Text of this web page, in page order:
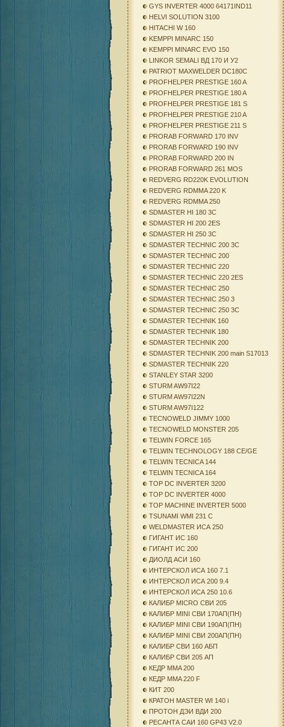
GYS INVERTER 4000 64171IND11
HELVI SOLUTION 3100
HITACHI W 160
KEMPPI MINARC 150
KEMPPI MINARC EVO 150
LINKOR SEMALI ВД 170 И У2
PATRIOT MAXWELDER DC180C
PROFHELPER PRESTIGE 160 A
PROFHELPER PRESTIGE 180 A
PROFHELPER PRESTIGE 181 S
PROFHELPER PRESTIGE 210 A
PROFHELPER PRESTIGE 211 S
PRORAB FORWARD 170 INV
PRORAB FORWARD 190 INV
PRORAB FORWARD 200 IN
PRORAB FORWARD 261 MOS
REDVERG RD220K EVOLUTION
REDVERG RDMMA 220 K
REDVERG RDMMA 250
SDMASTER HI 180 3C
SDMASTER HI 200 2ES
SDMASTER HI 250 3C
SDMASTER TECHNIC 200 3C
SDMASTER TECHNIC 200
SDMASTER TECHNIC 220
SDMASTER TECHNIC 220 2ES
SDMASTER TECHNIC 250
SDMASTER TECHNIC 250 3
SDMASTER TECHNIC 250 3C
SDMASTER TECHNIK 160
SDMASTER TECHNIK 180
SDMASTER TECHNIK 200
SDMASTER TECHNIK 200 main S17013
SDMASTER TECHNIK 220
STANLEY STAR 3200
STURM AW97I22
STURM AW97I22N
STURM AW97I122
TECNOWELD JIMMY 1000
TECNOWELD MONSTER 205
TELWIN FORCE 165
TELWIN TECHNOLOGY 188 CE/GE
TELWIN TECNICA 144
TELWIN TECNICA 164
TOP DC INVERTER 3200
TOP DC INVERTER 4000
TOP MACHINE INVERTER 5000
TSUNAMI WMI 231 C
WELDMASTER ИСА 250
ГИГАНТ ИС 160
ГИГАНТ ИС 200
ДИОЛД АСИ 160
ИНТЕРСКОЛ ИСА 160 7.1
ИНТЕРСКОЛ ИСА 200 9.4
ИНТЕРСКОЛ ИСА 250 10.6
КАЛИБР MICRO СВИ 205
КАЛИБР MINI СВИ 170АП(ПН)
КАЛИБР MINI СВИ 190АП(ПН)
КАЛИБР MINI СВИ 200АП(ПН)
КАЛИБР СВИ 160 АБП
КАЛИБР СВИ 205 АП
КЕДР MMA 200
КЕДР MMA 220 F
КИТ 200
КРАТОН MASTER WI 140 i
ПРОТОН ДЭИ ВДИ 200
РЕСАНТА САИ 160 GP43 V2.0